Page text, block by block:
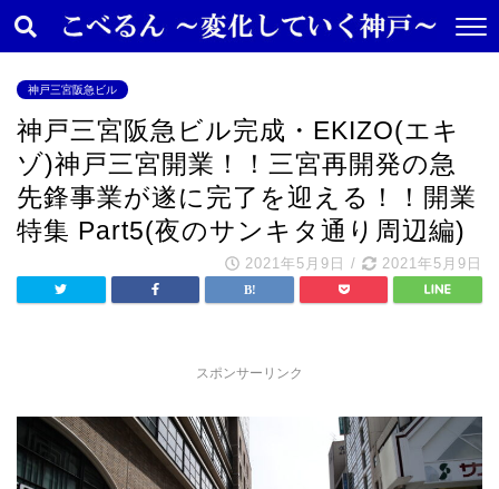
神戸三宮阪急ビル
神戸三宮阪急ビル完成・EKIZO(エキ
ゾ)神戸三宮開業！！三宮再開発の急
先鋒事業が遂に完了を迎える！！開業
特集 Part5(夜のサンキタ通り周辺編)
2021年5月9日 / 2021年5月9日
スポンサーリンク